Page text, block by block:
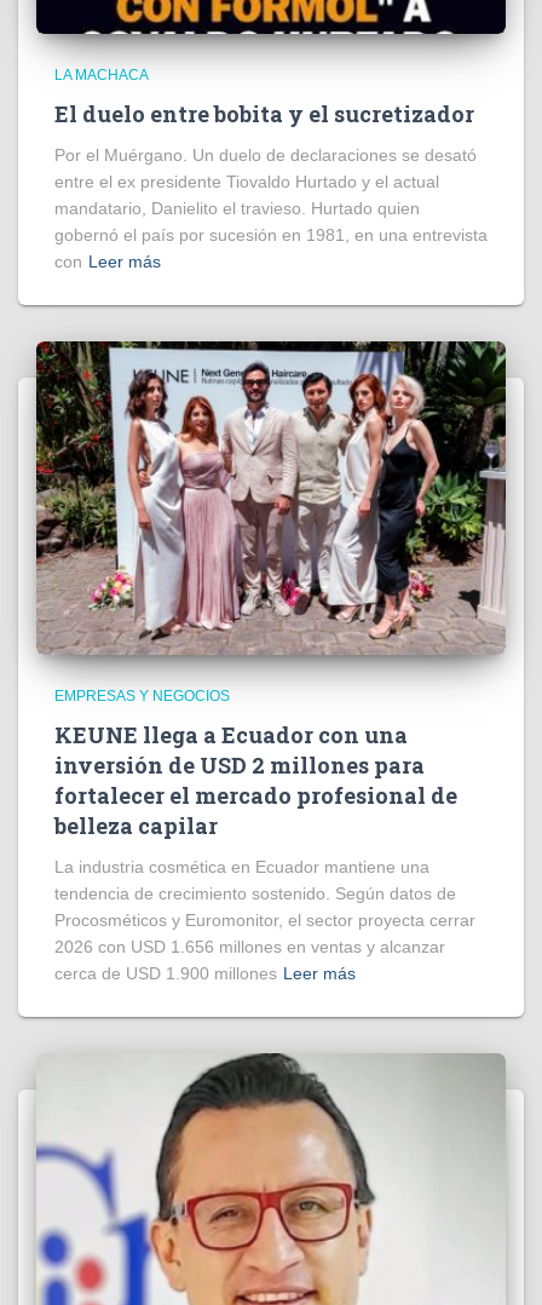
LA MACHACA
El duelo entre bobita y el sucretizador
Por el Muérgano. Un duelo de declaraciones se desató
entre el ex presidente Tiovaldo Hurtado y el actual
mandatario, Danielito el travieso. Hurtado quien
gobernó el país por sucesión en 1981, en una entrevista
con Leer más
EMPRESAS Y NEGOCIOS
KEUNE llega a Ecuador con una
inversión de USD 2 millones para
fortalecer el mercado profesional de
belleza capilar
La industria cosmética en Ecuador mantiene una
tendencia de crecimiento sostenido. Según datos de
Procosméticos y Euromonitor, el sector proyecta cerrar
2026 con USD 1.656 millones en ventas y alcanzar
cerca de USD 1.900 millones Leer más